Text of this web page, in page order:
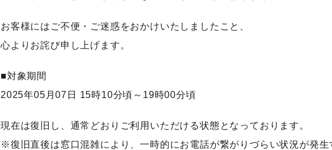
お客様にはご不便・ご迷惑をおかけいたしましたこと、
心よりお詫び申し上げます。
■対象期間
2025年05月07日 15時10分頃～19時00分頃
現在は復旧し、通常どおりご利用いただける状態となっております。
※復旧直後は窓口混雑により、一時的にお電話が繋がりづらい状況が発生